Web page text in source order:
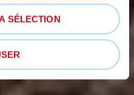
SÉLECTION